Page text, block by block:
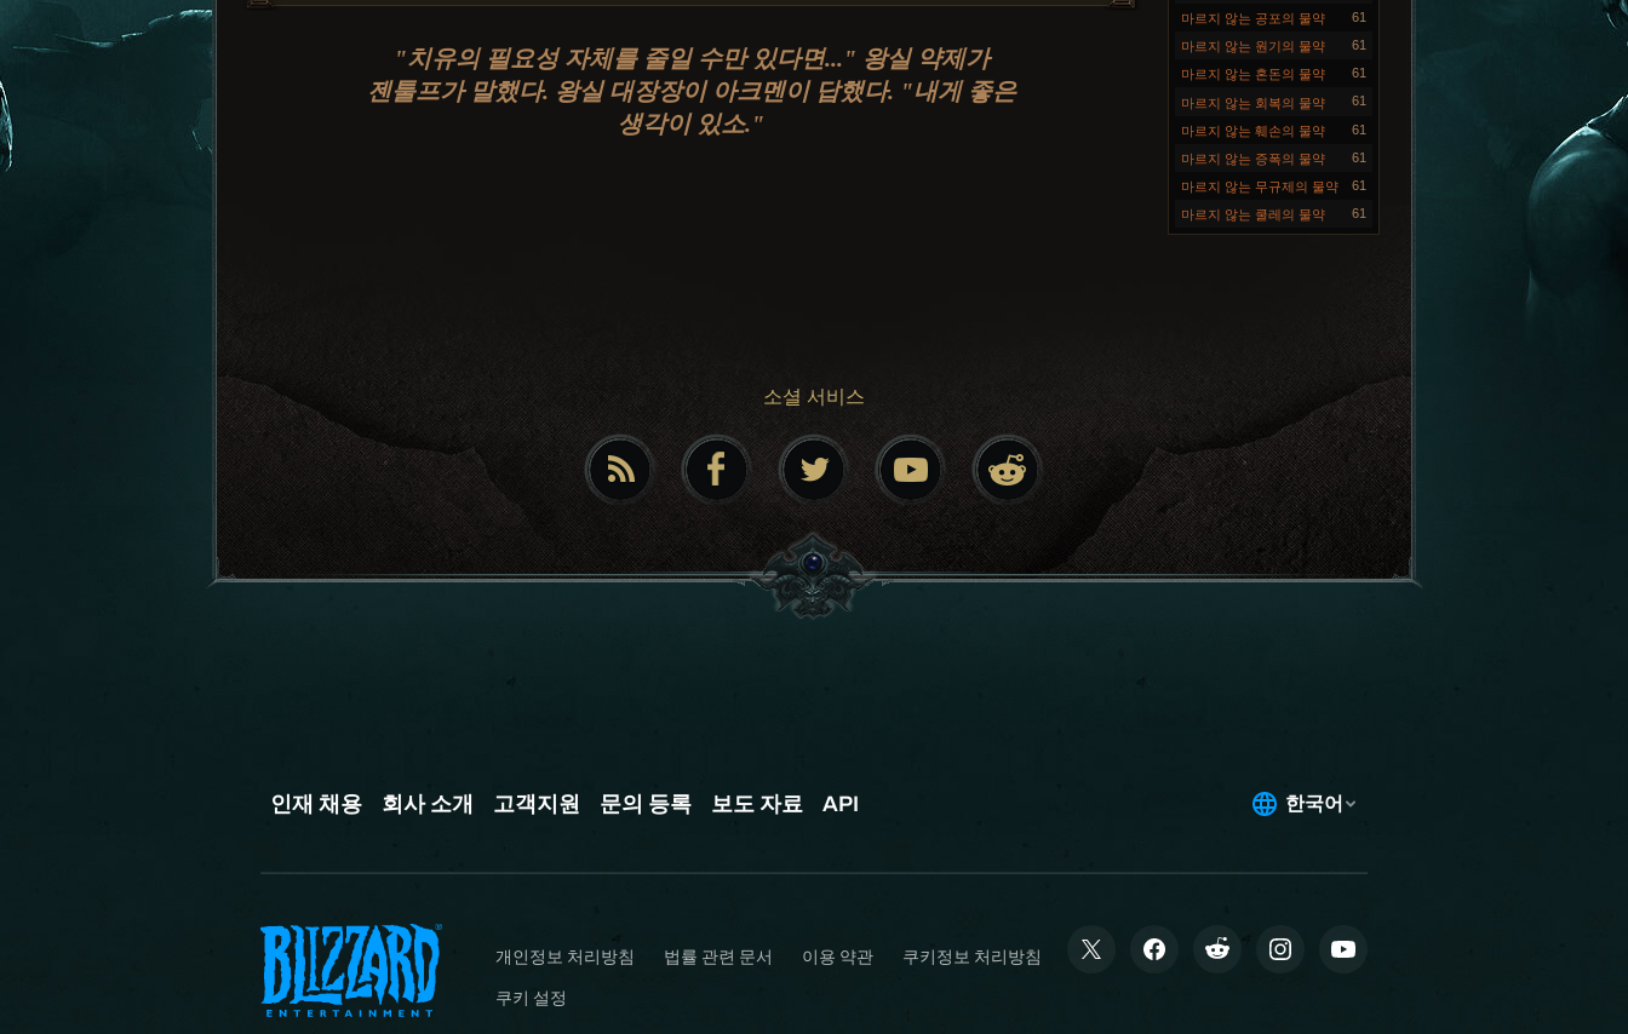
마르지 않는 공포의 물약 61
마르지 않는 원기의 물약 61
마르지 않는 혼돈의 물약 61
마르지 않는 회복의 물약 61
마르지 않는 훼손의 물약 61
마르지 않는 증폭의 물약 61
마르지 않는 무규제의 물약 61
마르지 않는 쿨레의 물약 61
"치유의 필요성 자체를 줄일 수만 있다면..." 왕실 약제가
젠툴프가 말했다. 왕실 대장장이 아크멘이 답했다. "내게 좋은
생각이 있소."
소셜 서비스